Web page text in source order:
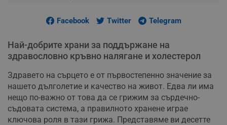
Facebook Twitter Telegram
Най-добрите храни за поддържане на
здравословно кръвно налягане и холестерол
Здравето на сърцето е от първостепенно значение за
нашето дълголетие и качество на живот. Едва ли има
нещо по-важно от това да се грижим за сърдечно-
съдовата система, а правилното хранене играе
ключова роля в тази грижа. Представяме ви десетте